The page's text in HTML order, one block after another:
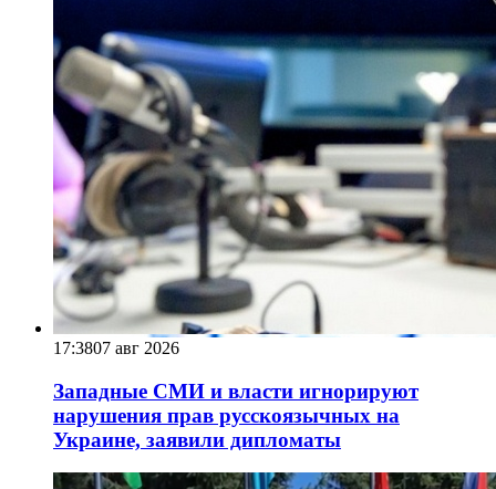
17:3807 авг 2026
Западные СМИ и власти игнорируют
нарушения прав русскоязычных на
Украине, заявили дипломаты